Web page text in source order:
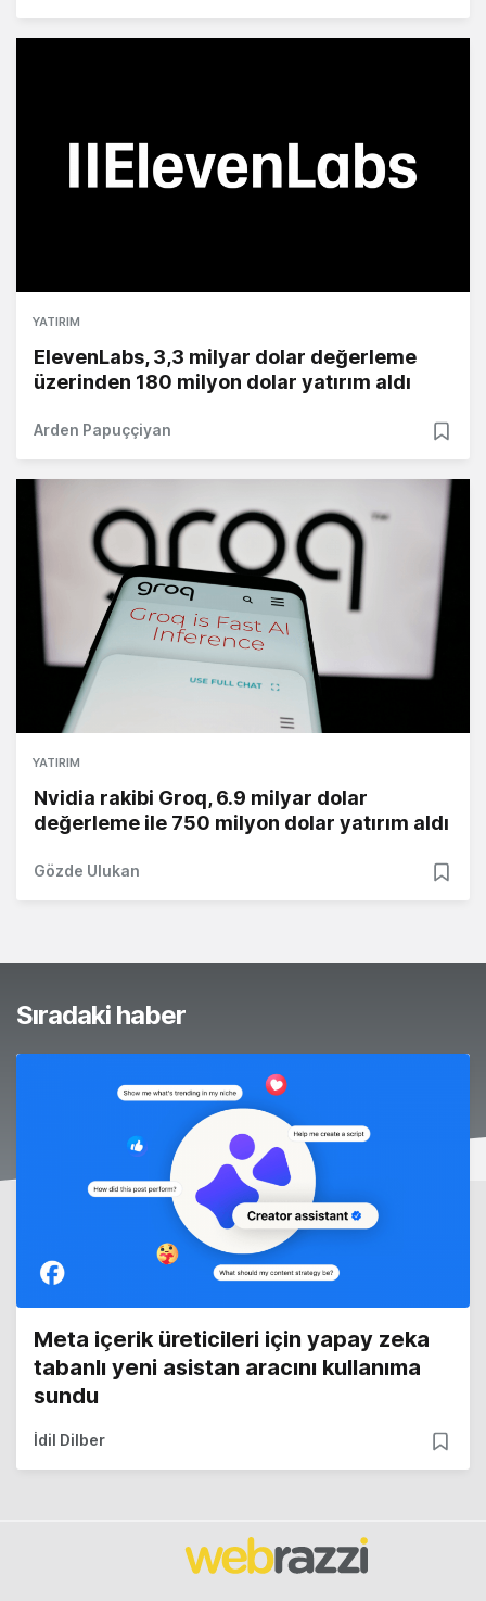
YATIRIM
ElevenLabs, 3,3 milyar dolar değerleme
üzerinden 180 milyon dolar yatırım aldı
Arden Papuççiyan
YATIRIM
Nvidia rakibi Groq, 6.9 milyar dolar
değerleme ile 750 milyon dolar yatırım aldı
Gözde Ulukan
Sıradaki haber
Meta içerik üreticileri için yapay zeka
tabanlı yeni asistan aracını kullanıma
sundu
İdil Dilber